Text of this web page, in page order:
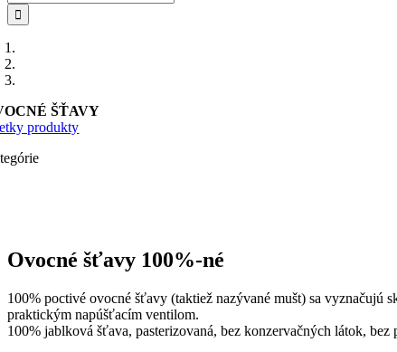
ŠŤAVY
produkty
Ovocné šťavy 100%-né
100% poctivé ovocné šťavy (taktiež nazývané mušt) sa
praktickým napúšťacím ventilom.
100% jablková šťava, pasterizovaná, bez konzervačných látok,